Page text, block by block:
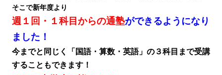
そこで新年度より
週１回・１科目からの通塾ができるようになり
ました！
今までと同じく「国語・算数・英語」の３科目まで受講
することもできます！